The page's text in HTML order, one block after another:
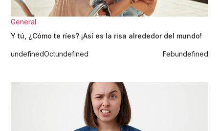
General
Y tú, ¿Cómo te ríes? ¡Así es la risa alrededor del mundo!
undefinedOctundefined Febundefined